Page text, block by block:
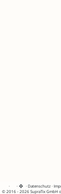
· · ·Datenschutz·
© 2016 - 2026 SupraTix GmbH